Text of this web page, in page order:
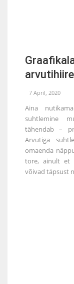
7 April, 2020
Aina
suhtlemine
tähendab –
Arvutiga
omaenda
tore, ainult et
võivad täpsust